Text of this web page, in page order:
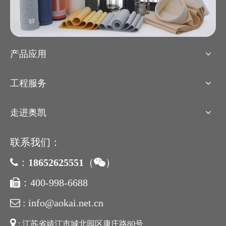
产品应用
工程服务
走进奥凯
联系我们：
 ： 18652625551 （）
 ：400-998-6688
 : info@aokai.net.cn
 : 江苏省靖江市城北园区康庄路80号